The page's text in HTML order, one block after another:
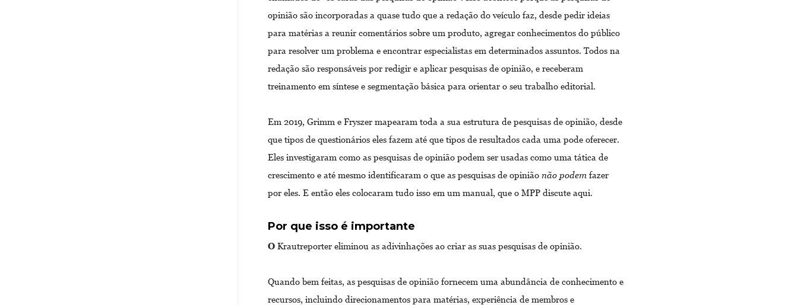
opinião são incorporadas a quase tudo que a redação do veículo faz, desde pedir ideias
para matérias a reunir comentários sobre um produto, agregar conhecimentos do público
para resolver um problema e encontrar especialistas em determinados assuntos. Todos na
redação são responsáveis ​​por redigir e aplicar pesquisas de opinião, e receberam
treinamento em síntese e segmentação básica para orientar o seu trabalho editorial.
Em 2019, Grimm e Fryszer mapearam toda a sua estrutura de pesquisas de opinião, desde
que tipos de questionários eles fazem até que tipos de resultados cada uma pode oferecer.
Eles investigaram como as pesquisas de opinião podem ser usadas como uma tática de
crescimento e até mesmo identificaram o que as pesquisas de opinião não podem fazer
por eles. E então eles colocaram tudo isso em um manual, que o MPP discute aqui.
Por que isso é importante
O Krautreporter eliminou as adivinhações ao criar as suas pesquisas de opinião.
Quando bem feitas, as pesquisas de opinião fornecem uma abundância de conhecimento e
recursos, incluindo direcionamentos para matérias, experiência de membros e